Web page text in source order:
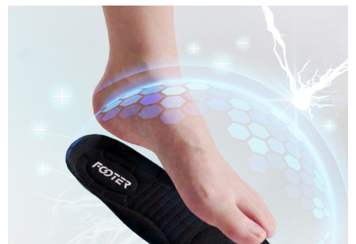
每筆NT$150，滿NT$888(含以上)免運費